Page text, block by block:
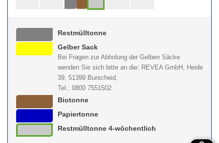
Restmülltonne
Gelber Sack
Bei Fragen zur Abholung der Gelben Säcke
wenden Sie sich bitte an die: REVEA GmbH, Heide
39, 51399 Burscheid,
Tel.: 0800 7551502
Biotonne
Papiertonne
Restmülltonne 4-wöchentlich